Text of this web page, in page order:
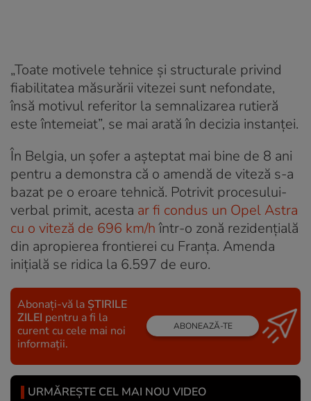
„Toate motivele tehnice și structurale privind
fiabilitatea măsurării vitezei sunt nefondate,
însă motivul referitor la semnalizarea rutieră
este întemeiat”, se mai arată în decizia instanței.
În Belgia, un șofer a așteptat mai bine de 8 ani
pentru a demonstra că o amendă de viteză s-a
bazat pe o eroare tehnică. Potrivit procesului-
verbal primit, acesta ar fi condus un Opel Astra
cu o viteză de 696 km/hîntr-o zonă rezidențială
din apropierea frontierei cu Franța. Amenda
inițială se ridica la 6.597 de euro.
Abonați-vă la ȘTIRILE
ZILEI pentru a fi la
curent cu cele mai noi
informații.
ABONEAZĂ-TE
URMĂREȘTE CEL MAI NOU VIDEO